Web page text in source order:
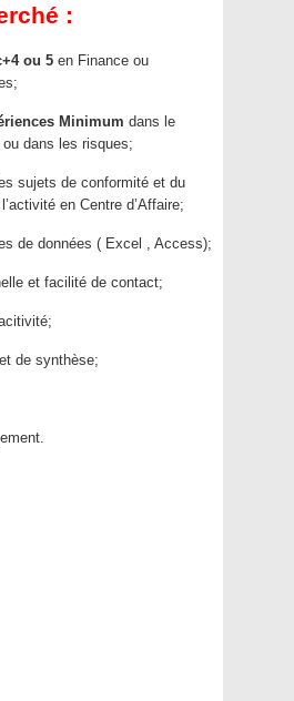
:
ou 5 en Finance ou
Minimum dans le
dans les risques;
sujets de conformité et du
en Centre d’Affaire;
de données ( Excel , Access);
et facilité de contact;
de synthèse;